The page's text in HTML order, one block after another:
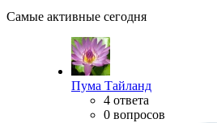
Самые активные сегодня
Пума Тайланд
4 ответа
0 вопросов